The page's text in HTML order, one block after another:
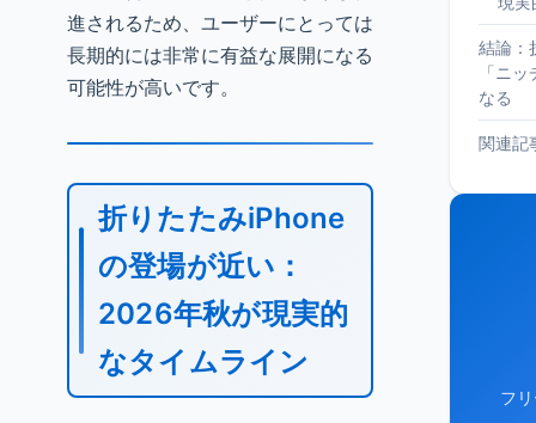
進されるため、ユーザーにとっては
長期的には非常に有益な展開になる
可能性が高いです。
折りたたみiPhone
の登場が近い：
2026年秋が現実的
なタイムライン
結論：
「ニ
なる
関連記
フ